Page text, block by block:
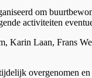
om
activiteiten
Karin Laan, Frans
overgenomen